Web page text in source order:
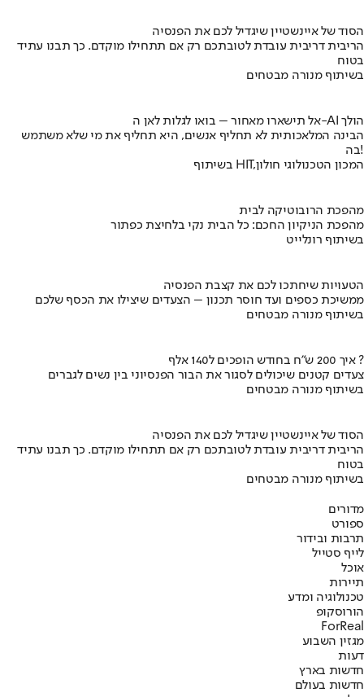
הסוד של איינשטיין שיגדיל לכם את הפנסיה
הריבית דריבית עובדת לטובתכם רק אם תתחילו מוקדם. כך תבנו עתיד
בטוח
בשיתוף מנורה מבטחים
אל תישארו מאחור – בואו לגלות לאן ה-AI הולך
הבינה המלאכותית לא תחליף אנשים, היא תחליף את מי שלא משתמש
בה!
בשיתוף HIT,המכון הטכנולוגי חולון
מהפכת הרובוטיקה לבית
מהפכת הניקיון החכם: כל הבית נקי בלחיצת כפתור
בשיתוף רונלייט
הטעויות שיחתכו לכם את קצבת הפנסיה
ממשיכת כספים ועד חוסר תכנון – הצעדים שיצילו את הכסף שלכם
בשיתוף מנורה מבטחים
איך 200 ש"ח בחודש הופכים ל140 אלף ?
צעדים קטנים שיכולים לסגור את הבור הפנסיוני בין נשים לגברים
בשיתוף מנורה מבטחים
הסוד של איינשטיין שיגדיל לכם את הפנסיה
הריבית דריבית עובדת לטובתכם רק אם תתחילו מוקדם. כך תבנו עתיד
בטוח
בשיתוף מנורה מבטחים
מדורים
ספורט
תרבות ובידור
לייף סטייל
אוכל
תיירות
טכנולוגיה ומדע
הורוסקופ
ForReal
מגזין השבוע
דעות
חדשות בארץ
חדשות בעולם